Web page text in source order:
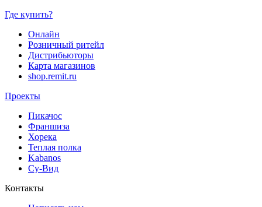
Где купить?
Онлайн
Розничный ритейл
Дистрибьюторы
Карта магазинов
shop.remit.ru
Проекты
Пикачос
Франшиза
Хорека
Теплая полка
Kabanos
Су-Вид
Контакты